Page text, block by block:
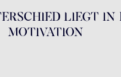
liegt in
Motivation